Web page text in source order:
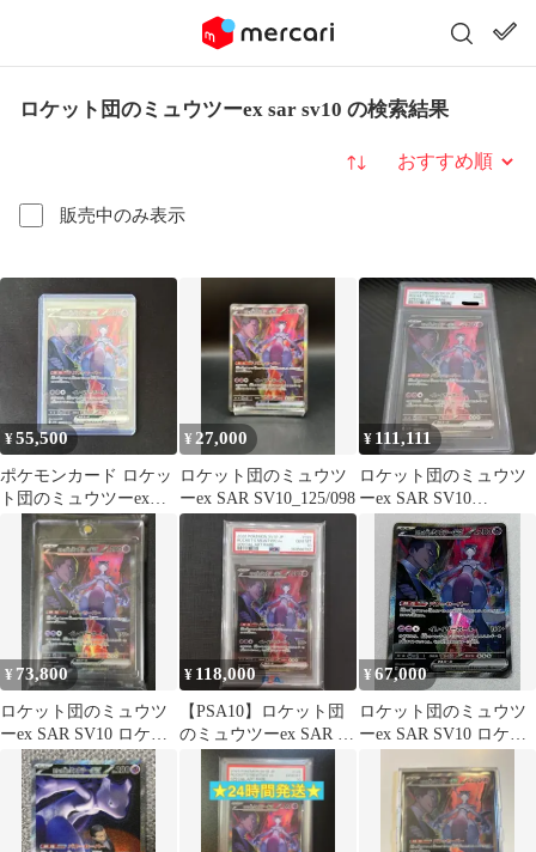
ロケット団のミュウツーex sar sv10 の検索結果
販売中のみ表示
並び替え
¥55,500
ポケモンカード ロケッ
ト団のミュウツーex
SAR 125/098 美品
¥ 27,000
ロケット団のミュウツ
ーex SAR SV10_125/098
¥ 111,111
ロケット団のミュウツ
ーex SAR SV10
（125/098） PSA9
¥ 73,800
ロケット団のミュウツ
ーex SAR SV10 ロケッ
ト団の栄光 125/098
¥ 118,000
【PSA10】ロケット団
のミュウツーex SAR ス
カーレット&バイオレ
ット
¥67,000
ロケット団のミュウツ
ーex SAR SV10 ロケッ